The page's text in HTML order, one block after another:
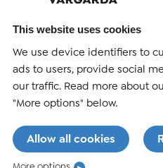
This website uses cookies
We use device identifiers to
ads to users, provide social
our traffic. Read more about
"More options" below.
Allow all cookies
PRODUKTER FRÅN DOGGY
Hundmat
Hundgodis
FÖLJ DOGGY